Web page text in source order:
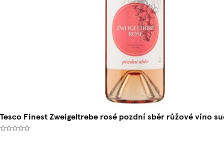
Tesco Finest Zweigeltrebe rosé pozdní sběr růžové víno